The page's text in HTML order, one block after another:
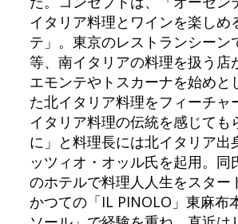
イタリア料理とワインを楽しめ
テ」。東京のレストランシーン
等、南イタリアの料理を扱う店
エモンテやトスカーナを始めと
た北イタリア料理をフィーチャ
イタリア料理の伝統を感じても
に」と料理長には北イタリア出
ッツィオ・オッル氏を起用。同
のホテルで料理人人生をスター
かつての「IL PINOLO」東麻布